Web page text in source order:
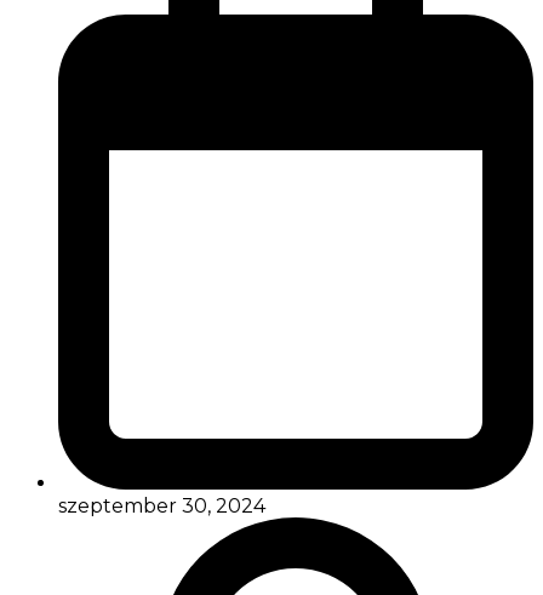
szeptember 30, 2024